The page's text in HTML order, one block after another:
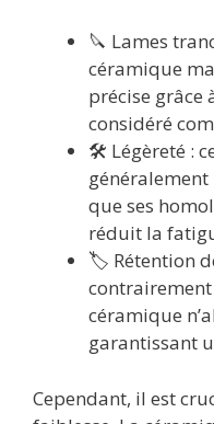
🔪 Lames
céramique
précise grâce
considéré
🛠️ Légèreté :
que ses
réduit la
🏷️ Rétention
céramique
garantissant
Cependant, il est